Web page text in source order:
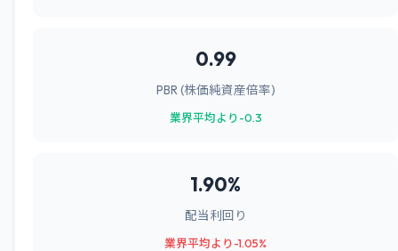
0.99
PBR (株価純資産倍率)
業界平均より-0.3
1.90%
配当利回り
業界平均より-1.05%